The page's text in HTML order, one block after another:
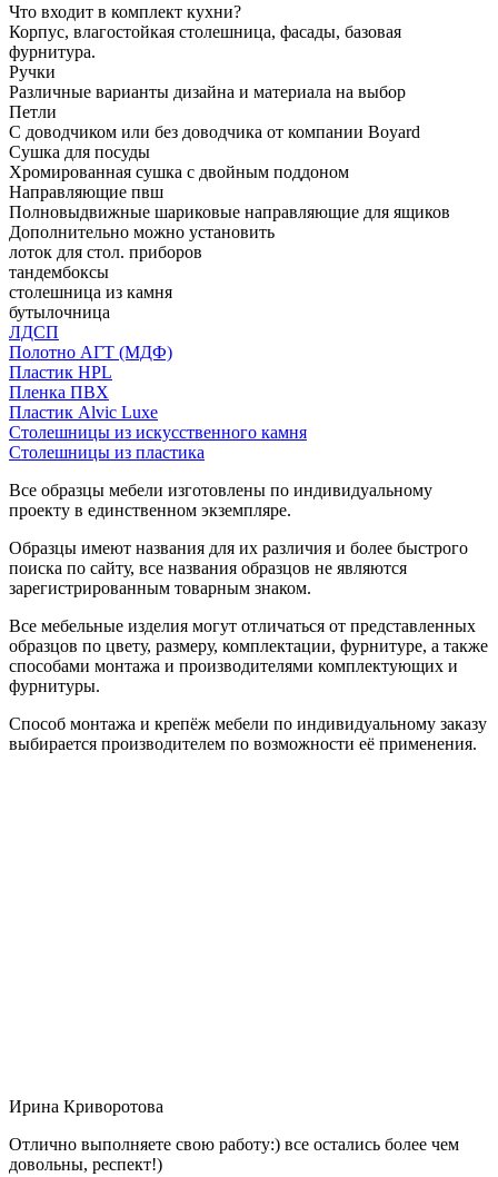
Что входит в комплект кухни?
Корпус, влагостойкая столешница, фасады, базовая
фурнитура.
Ручки
Различные варианты дизайна и материала на выбор
Петли
С доводчиком или без доводчика от компании Boyard
Сушка для посуды
Хромированная сушка с двойным поддоном
Направляющие пвш
Полновыдвижные шариковые направляющие для ящиков
Дополнительно можно установить
лоток для стол. приборов
тандембоксы
столешница из камня
бутылочница
ЛДСП
Полотно АГТ (МДФ)
Пластик HPL
Пленка ПВХ
Пластик Alvic Luxe
Столешницы из искусственного камня
Столешницы из пластика
Все образцы мебели изготовлены по индивидуальному
проекту в единственном экземпляре.
Образцы имеют названия для их различия и более быстрого
поиска по сайту, все названия образцов не являются
зарегистрированным товарным знаком.
Все мебельные изделия могут отличаться от представленных
образцов по цвету, размеру, комплектации, фурнитуре, а также
способами монтажа и производителями комплектующих и
фурнитуры.
Способ монтажа и крепёж мебели по индивидуальному заказу
выбирается производителем по возможности её применения.
Ирина Криворотова
Отлично выполняете свою работу:) все остались более чем
довольны, респект!)